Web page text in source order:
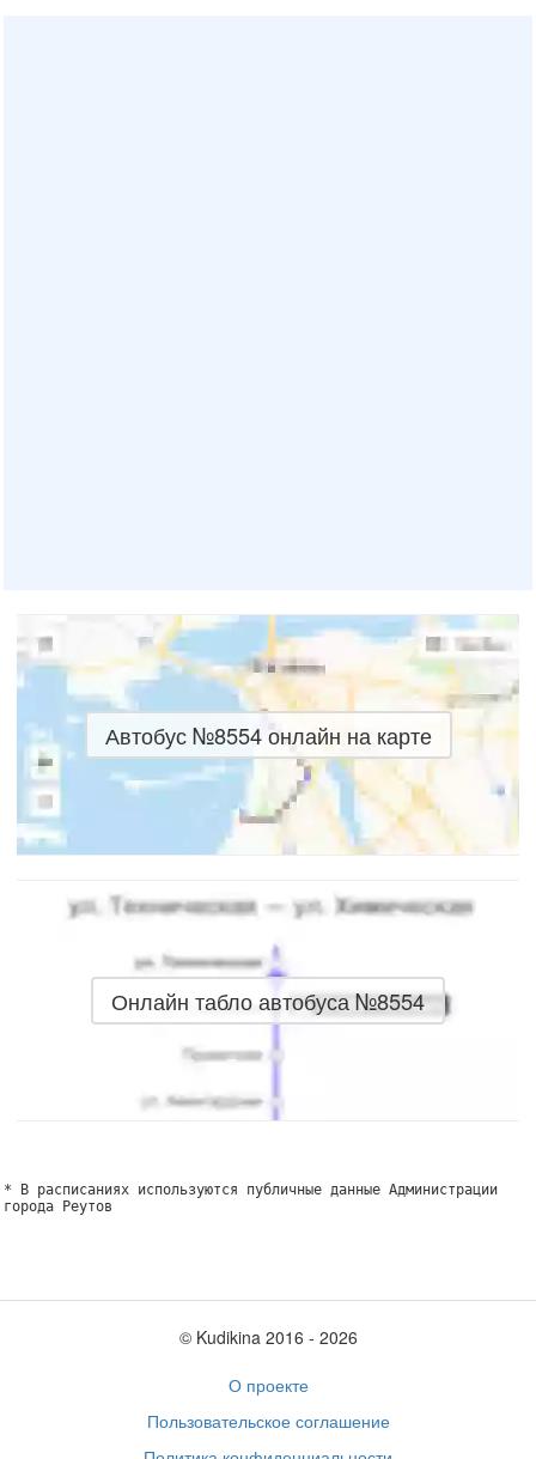
Автобус №8554 онлайн на карте
Онлайн табло автобуса №8554
* В расписаниях используются публичные данные Администрации
города Реутов
© Kudikina 2016 ‐ 2026
О проекте
Пользовательское соглашение